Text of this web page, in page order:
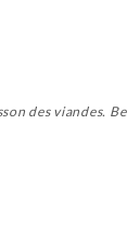
des viandes.